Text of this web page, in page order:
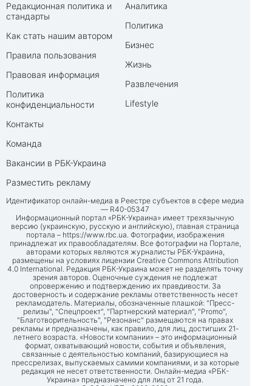
Редакционная политика и
стандарты
Как стать нашим автором
Правила пользования
Правовая информация
Политика
конфиденциальности
Контакты
Команда
Вакансии в РБК-Украина
Разместить рекламу
Аналитика
Политика
Бизнес
Жизнь
Развлечения
Lifestyle
Идентификатор онлайн-медиа в Реестре субъектов в сфере медиа
— R40-05347
Информационный портал «РБК-Украина» имеет трехязычную
версию (украинскую, русскую и английскую), главная страница
портала – https://www.rbc.ua. Фотографии, изображения
принадлежат их правообладателям. Все фотографии на Портале,
авторами которых являются журналисты РБК-Украина,
размещены на условиях лицензии Creative Commons Attribution
4.0 International. Редакция РБК-Украина может не разделять точку
зрения авторов. Оценочные суждения не подлежат
опровержению и подтверждению их правдивости. За
достоверность и содержание рекламы ответственность несет
рекламодатель. Материалы, обозначенные плашкой: "Пресс-
релизы", "Спецпроект", "Партнерский материал", "Promo",
"Благотворительность", "Резонанс" размещаются на правах
рекламы и предназначены, как правило, для лиц, достигших 21-
летнего возраста. «Новости компании» – это информационный
формат, охватывающий новости, события и объявления,
связанные с деятельностью компаний, базирующиеся на
прессрелизах, выпускаемых самими компаниями, и за которые
редакция не несет ответственности. Онлайн-медиа «РБК-
Украина» предназначено для лиц от 21 года.